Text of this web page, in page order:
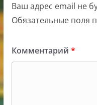
Ваш адрес email не
Обязательные поля
Комментарий *